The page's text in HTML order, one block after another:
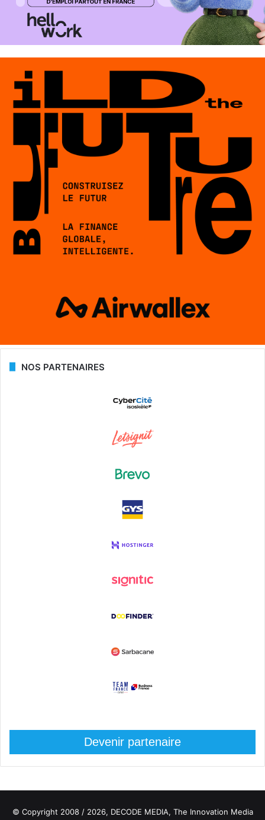
NOS PARTENAIRES
Devenir partenaire
© Copyright 2008 / 2026, DECODE MEDIA, The Innovation Media